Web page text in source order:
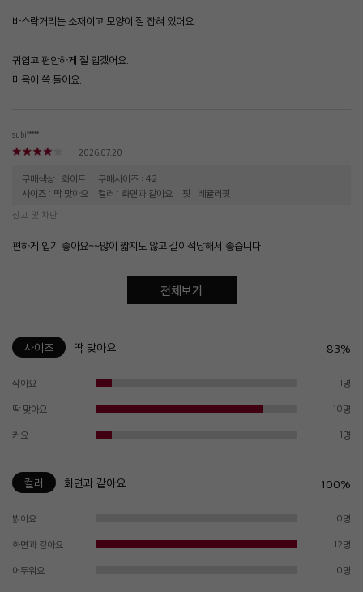
바스락거리는 소재이고 모양이 잘 잡혀 있어요
귀엽고 편안하게 잘 입겠어요.
마음에 쏙 들어요.
subi*****
2026.07.20
구매색상 : 화이트
구매사이즈 : 42
사이즈 : 딱 맞아요
컬러 : 화면과 같아요 핏 : 레귤러핏
신고 및 차단
편하게 입기 좋아요~~많이 짧지도 않고 길이적당해서 좋습니다
전체보기
사이즈 딱 맞아요 83%
작아요 1명
딱 맞아요 10명
커요 1명
컬러 화면과 같아요 100%
밝아요 0명
화면과 같아요 12명
어두워요 0명